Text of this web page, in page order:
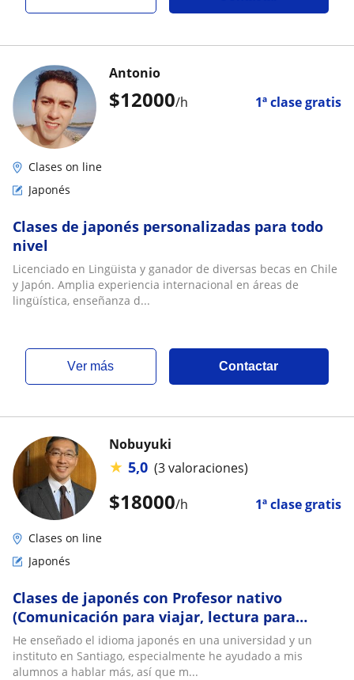
$12000/h 1ª clase gratis
Antonio
Clases on line
Japonés
Clases de japonés personalizadas para todo
nivel
Licenciado en Lingüista y ganador de diversas becas en Chile
y Japón. Amplia experiencia internacional en áreas de
lingüística, enseñanza d...
ver más Contactar
$18000/h 1ª clase gratis
Nobuyuki
★ 5,0 (3 valoraciones)
Clases on line
Japonés
Clases de japonés con Profesor nativo
(Comunicación para viajar, lectura para
pruebas etc.)
He enseñado el idioma japonés en una universidad y un
instituto en Santiago, especialmente he ayudado a mis
alumnos a hablar más, así que m...